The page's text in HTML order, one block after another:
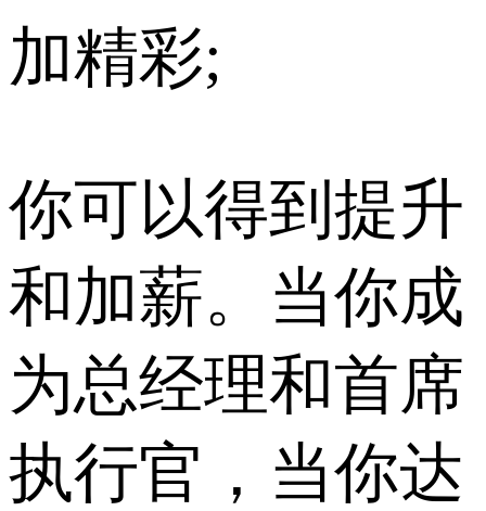
加精彩;
你可以得到提升
和加薪。当你成
为总经理和首席
执行官，当你达